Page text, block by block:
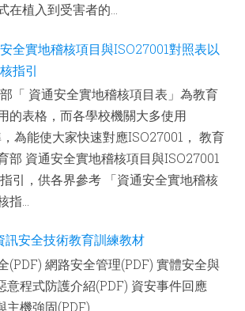
在植入到受害者的...
全實地稽核項目與ISO27001對照表以
指引
「 資通安全實地稽核項目表」為教育
的表格，而各學校機關大多使用
為能使大家快速對應ISO27001， 教育
部 資通安全實地稽核項目與ISO27001
引，供各界參考 「資通安全實地稽核
...
訊安全技術教育訓練教材
(PDF) 網路安全管理(PDF) 實體安全與
意程式防護介紹(PDF) 資安事件回應
主機強固(PDF)